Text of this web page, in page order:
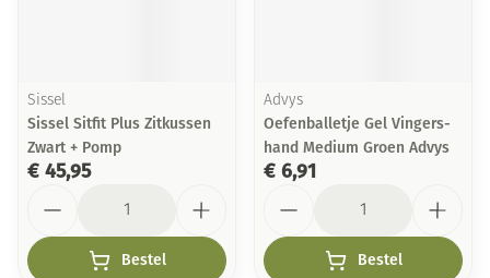
Sissel
Sissel Sitfit Plus Zitkussen
Zwart + Pomp
€ 45,95
Bestel
Advys
Oefenballetje Gel Vingers-
hand Medium Groen Advys
€ 6,91
Bestel